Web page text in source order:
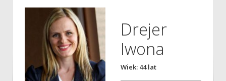
Drejer
Iwona
Wiek: 44 lat